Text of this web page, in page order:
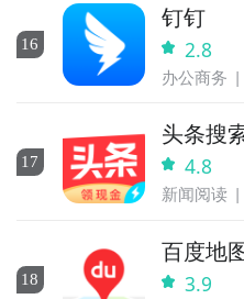
16
钉钉
2.8
办公商务
17
头条搜
4.8
新闻阅读
18
百度地
3.9